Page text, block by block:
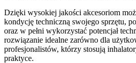
Dzięki wysokiej jakości akcesoriom
kondycję techniczną swojego sprzętu,
oraz w pełni wykorzystać potencjał
rozwiązanie idealne zarówno dla
profesjonalistów, którzy stosują
praktyce.